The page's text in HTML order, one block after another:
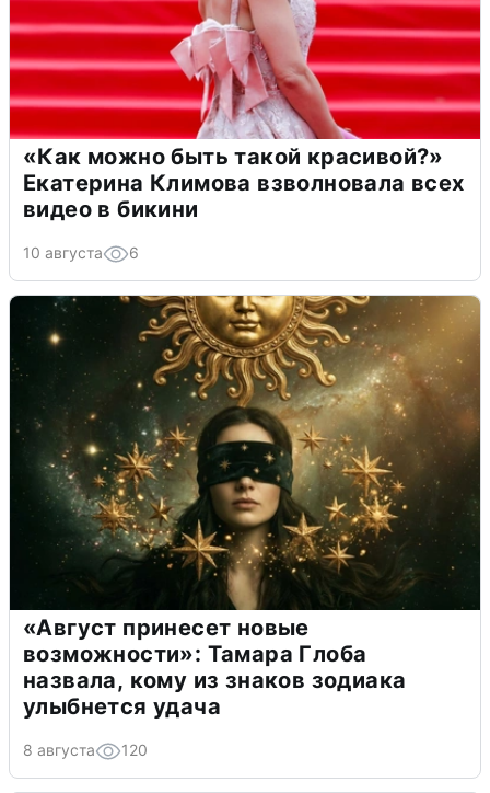
«Как можно быть такой красивой?»
Екатерина Климова взволновала всех
видео в бикини
10 августа 6
«Август принесет новые
возможности»: Тамара Глоба
назвала, кому из знаков зодиака
улыбнется удача
8 августа 120